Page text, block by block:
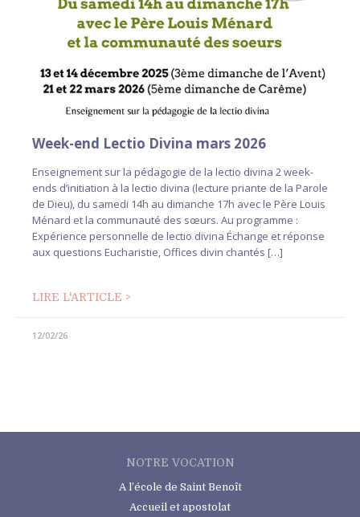
Week-end Lectio Divina mars 2026
Enseignement sur la pédagogie de la lectio divina 2 week-
ends d’initiation à la lectio divina (lecture priante de la Parole
de Dieu), du samedi 14h au dimanche 17h avec le Père Louis
Ménard et la communauté des sœurs. Au programme :
Expérience personnelle de lectio divina Échange et réponse
aux questions Eucharistie, Offices divin chantés […]
LIRE L'ARTICLE >
12/02/26
NOTRE VOCATION
A l’école de Saint Benoît
Accueil et apostolat